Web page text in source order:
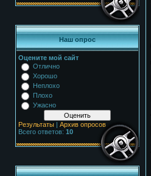
Наш опрос
Оцените мой сайт
Отлично
Хорошо
Неплохо
Плохо
Ужасно
Результаты| Архив опросов
Всего ответов: 10